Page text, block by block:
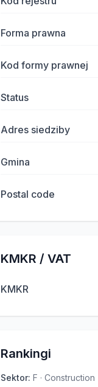
Forma prawna
Kod formy prawnej
Status
Adres siedziby
Gmina
Postal code
KMKR / VAT
KMKR
Rankingi
Sektor: F · Construction